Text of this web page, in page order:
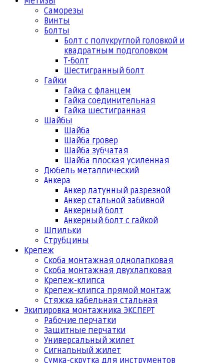
Саморезы
Винты
Болты
Болт с полукруглой головкой и
квадратным подголовком
Т-болт
Шестигранный болт
Гайки
Гайка с фланцем
Гайка соединительная
Гайка шестигранная
Шайбы
Шайба
Шайба гровер
Шайба зубчатая
Шайба плоская усиленная
Дюбель металлический
Анкера
Анкер латунный разрезной
Анкер стальной забивной
Анкерный болт
Анкерный болт с гайкой
Шпильки
Струбцины
Крепеж
Скоба монтажная однолапковая
Скоба монтажная двухлапковая
Крепеж-клипса
Крепеж-клипса прямой монтаж
Стяжка кабельная стальная
Экипировка монтажника ЭКСПЕРТ
Рабочие перчатки
Защитные перчатки
Универсальный жилет
Сигнальный жилет
Сумка-скрутка для инструментов